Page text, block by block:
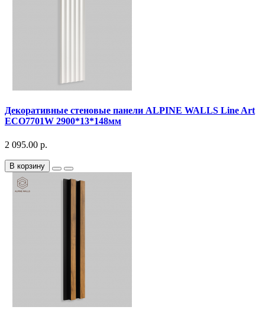
Декоративныe стеновые панели ALPINE WALLS Line Art
ECO7701W 2900*13*148мм
2 095.00 р.
В корзину